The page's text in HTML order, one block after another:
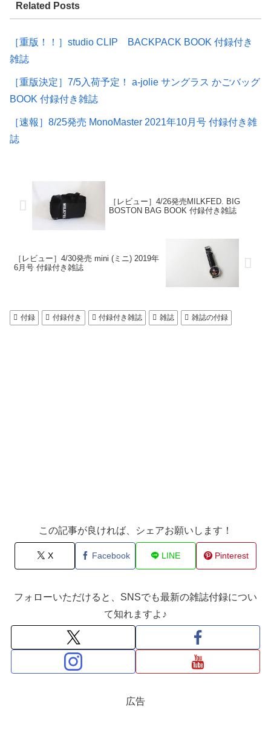
Related Posts
［重版！！］studio CLIP BACKPACK BOOK 付録付き
雑誌
［重版決定］7/5入荷予定！ a-jolie サングラス かごバッグ
BOOK 付録付き雑誌
［速報］8/25発売 MonoMaster 2021年10月号 付録付き雑
誌
［レビュー］4/26発売MILKFED. BIG
BOSTON BAG BOOK 付録付き雑誌
［レビュー］4/30発売 mini (ミニ) 2019年
6月号 付録付き雑誌
付録 付録付き 付録付き雑誌 雑誌 雑誌の付録
この記事が良ければ、シェアお願いします！
X Facebook LINE Pinterest
フォローいただけると、SNSでも最新の雑誌付録につい
て知れますよ♪
広告